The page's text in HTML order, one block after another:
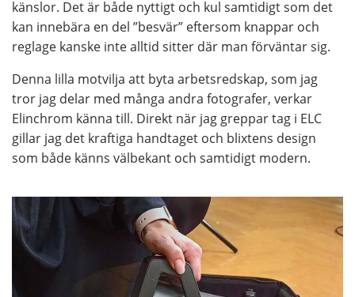
känslor. Det är både nyttigt och kul samtidigt som det
kan innebära en del ”besvär” eftersom knappar och
reglage kanske inte alltid sitter där man förväntar sig.
Denna lilla motvilja att byta arbetsredskap, som jag
tror jag delar med många andra fotografer, verkar
Elinchrom känna till. Direkt när jag greppar tag i ELC
gillar jag det kraftiga handtaget och blixtens design
som både känns välbekant och samtidigt modern.